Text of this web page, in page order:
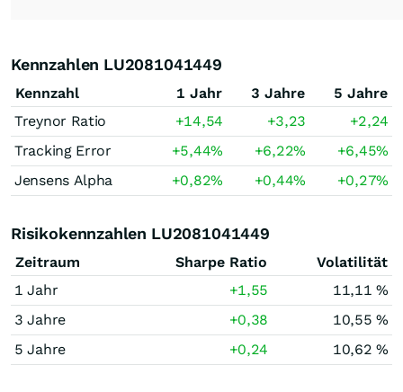
Kennzahlen LU2081041449
Kennzahl 1 Jahr 3 Jahre
5 Jahre
Treynor Ratio
+14,54 +3,23
+2,24
Tracking Error
+5,44% +6,22% +6,45%
Jensens Alpha
+0,82% +0,44% +0,27%
Risikokennzahlen LU2081041449
Zeitraum Sharpe Ratio
Volatilität
1 Jahr
+1,55
11,11 %
3 Jahre
+0,38
10,55 %
5 Jahre
+0,24 10,62 %